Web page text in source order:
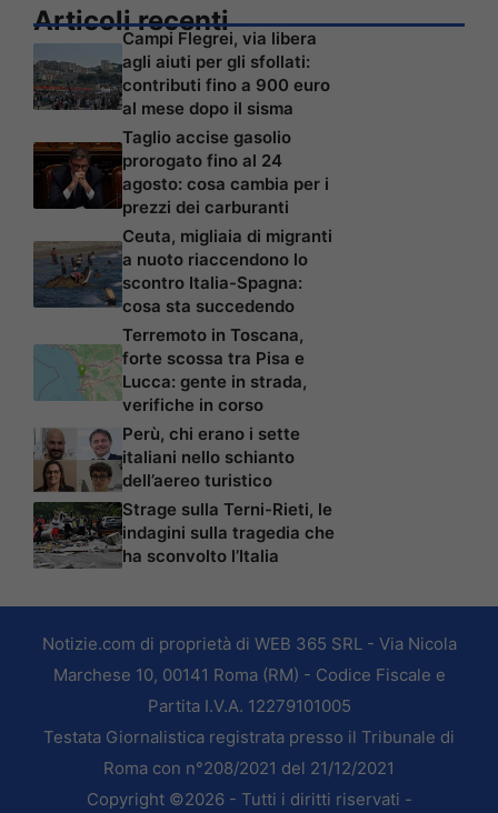
Articoli recenti
Campi Flegrei, via libera
agli aiuti per gli sfollati:
contributi fino a 900 euro
al mese dopo il sisma
Taglio accise gasolio
prorogato fino al 24
agosto: cosa cambia per i
prezzi dei carburanti
Ceuta, migliaia di migranti
a nuoto riaccendono lo
scontro Italia-Spagna:
cosa sta succedendo
Terremoto in Toscana,
forte scossa tra Pisa e
Lucca: gente in strada,
verifiche in corso
Perù, chi erano i sette
italiani nello schianto
dell’aereo turistico
Strage sulla Terni-Rieti, le
indagini sulla tragedia che
ha sconvolto l’Italia
Notizie.com di proprietà di WEB 365 SRL - Via Nicola
Marchese 10, 00141 Roma (RM) - Codice Fiscale e
Partita I.V.A. 12279101005
Testata Giornalistica registrata presso il Tribunale di
Roma con n°208/2021 del 21/12/2021
Copyright ©2026 - Tutti i diritti riservati -